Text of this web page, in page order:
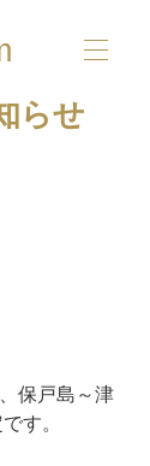
らせ
れています。
保戸島～津
す。